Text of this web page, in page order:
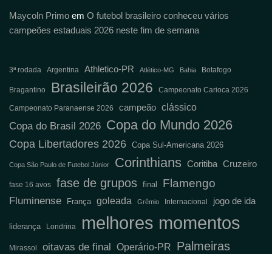
Maycoln Primo em O futebol brasileiro conheceu vários
campeões estaduais 2026 neste fim de semana
3ª rodada Argentina Athletico-PR Atlético-MG Bahia Botafogo
Bragantino Brasileirão 2026 Campeonato Carioca 2026
Campeonato Paranaense 2026 campeão clássico
Copa do Brasil 2026 Copa do Mundo 2026
Copa Libertadores 2026 Copa Sul-Americana 2026
Copa São Paulo de Futebol Júnior Corinthians Coritiba Cruzeiro
fase 16 avos fase de grupos final Flamengo
Fluminense França goleada Grêmio Internacional jogo de ida
liderança Londrina melhores momentos
Mirassol oitavas de final Operário-PR Palmeiras